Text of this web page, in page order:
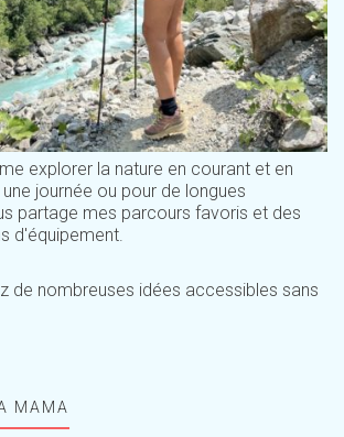
explorer la nature en courant et en
journée ou pour de longues
partage mes parcours favoris et des
d'équipement.
de nombreuses idées accessibles sans
MAMA